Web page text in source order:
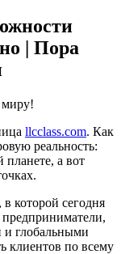
| Пора
миру!
llcclass.com. Как
реальность:
планете, а вот
которой сегодня
и глобальными
клиентов по всему